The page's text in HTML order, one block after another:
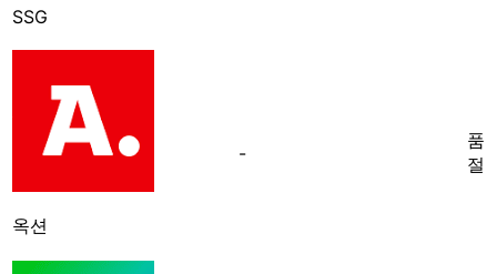
SSG
옥션
-
품
절